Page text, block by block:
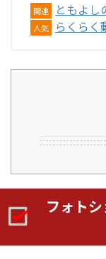
関連 ともよし
人気 らくらく
フォト